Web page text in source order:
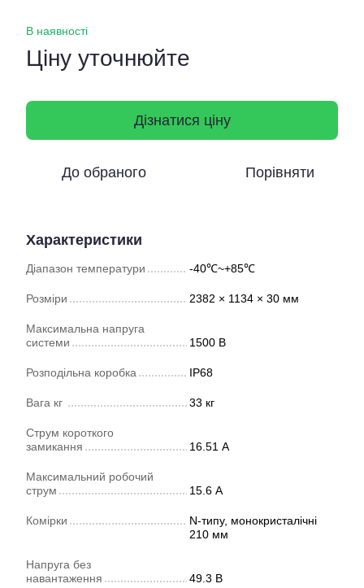
В наявності
Ціну уточнюйте
Дізнатися ціну
До обраного Порівняти
Характеристики
Діапазон температури -40℃~+85℃
Розміри 2382 × 1134 × 30 мм
Максимальна напруга
системи
1500 В
Розподільна коробка IP68
Вага кг 33 кг
Струм короткого
замикання
16.51 А
Максимальний робочий
струм
15.6 А
Комірки
N-типу, монокристалічні
210 мм
Напруга без
навантаження
49.3 В